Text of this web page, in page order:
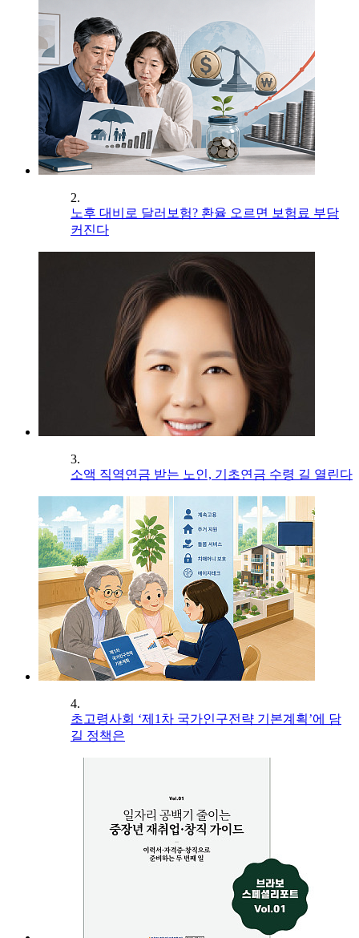
2.
노후 대비로 달러보험? 환율 오르면 보험료 부담
커진다
3.
소액 직역연금 받는 노인, 기초연금 수령 길 열린다
4.
초고령사회 ‘제1차 국가인구전략 기본계획’에 담
길 정책은